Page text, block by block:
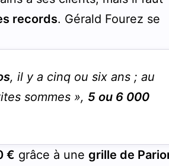
records. Gérald Fourez se
, il y a cinq ou six ans ; au
sommes », 5 ou 6 000
€ grâce à unegrille de